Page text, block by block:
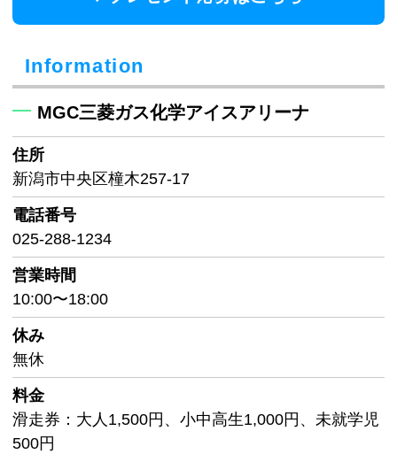
Information
MGC三菱ガス化学アイスアリーナ
住所
新潟市中央区橦木257-17
電話番号
025-288-1234
営業時間
10:00〜18:00
休み
無休
料金
滑走券：大人1,500円、小中高生1,000円、未就学児
500円